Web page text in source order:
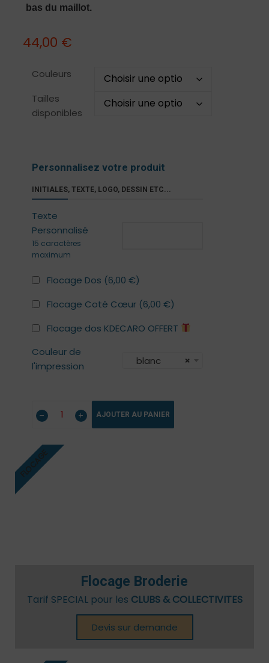
bas du maillot.
44,00 €
Couleurs
Tailles
disponibles
Personnalisez votre produit
INITIALES, TEXTE, LOGO, DESSIN ETC...
Texte
Personnalisé
15 caractères
maximum
Flocage Dos (6,00 €)
Flocage Coté Cœur (6,00 €)
Flocage dos KDECARO OFFERT
Couleur de
l'impression
×
blanc
AJOUTER AU PANIER
Flocage Broderie
Tarif SPECIAL pour les CLUBS & COLLECTIVITES
Devis sur demande
FLOCAGE